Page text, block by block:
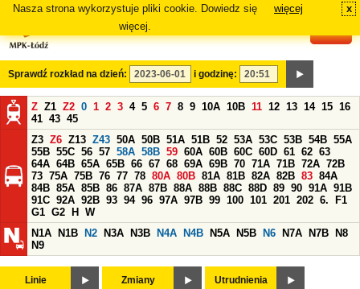
Nasza strona wykorzystuje pliki cookie. Dowiedz się
więcej.
więcej x
Sprawdź rozkład na dzień: i godzinę:
Z Z1 Z2 0 1 2 3 4 5 6 7 8 9 10A 10B 11 12 13 14 15 16
41 43 45
Z3 Z6 Z13 Z43 50A 50B 51A 51B 52 53A 53C 53B 54B 55A
55B 55C 56 57 58A 58B 59 60A 60B 60C 60D 61 62 63
64A 64B 65A 65B 66 67 68 69A 69B 70 71A 71B 72A 72B
73 75A 75B 76 77 78 80A 80B 81A 81B 82A 82B 83 84A
84B 85A 85B 86 87A 87B 88A 88B 88C 88D 89 90 91A 91B
91C 92A 92B 93 94 96 97A 97B 99 100 101 201 202 6.
F1
G1 G2 H
W
N1A
N1B N2 N3A N3B N4A N4B N5A N5B N6 N7A N7B
N8
N9
Linie Zmiany Utrudnienia